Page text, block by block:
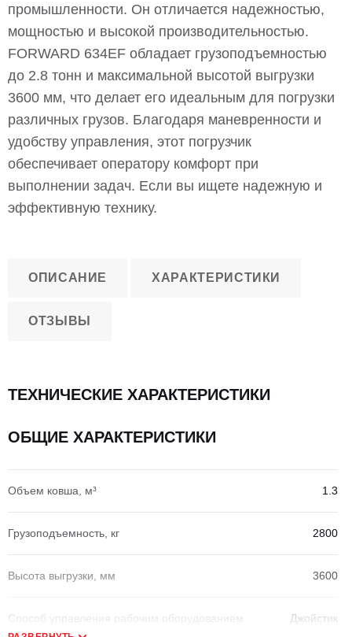
промышленности. Он отличается надежностью,
мощностью и высокой производительностью.
FORWARD 634EF обладает грузоподъемностью
до 2.8 тонн и максимальной высотой выгрузки
3600 мм, что делает его идеальным для погрузки
различных грузов. Благодаря маневренности и
удобству управления, этот погрузчик
обеспечивает оператору комфорт при
выполнении задач. Если вы ищете надежную и
эффективную технику.
ОПИСАНИЕ ХАРАКТЕРИСТИКИ
ОТЗЫВЫ
ТЕХНИЧЕСКИЕ ХАРАКТЕРИСТИКИ
ОБЩИЕ ХАРАКТЕРИСТИКИ
Объем ковша, м³ 1.3
Грузоподъемность, кг 2800
Высота выгрузки, мм 3600
Способ управления рабочим оборудованием Джойстик